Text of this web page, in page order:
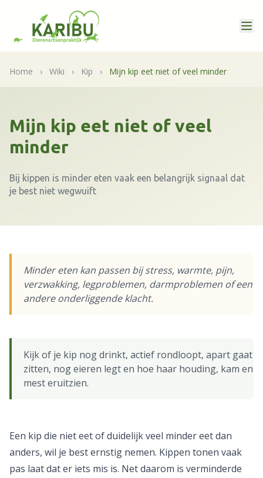
Home › Wiki › Kip › Mijn kip eet niet of veel minder
Mijn kip eet niet of veel
minder
Bij kippen is minder eten vaak een belangrijk signaal dat
je best niet wegwuift
Minder eten kan passen bij stress, warmte, pijn,
verzwakking, legproblemen, darmproblemen of een
andere onderliggende klacht.
Kijk of je kip nog drinkt, actief rondloopt, apart gaat
zitten, nog eieren legt en hoe haar houding, kam en
mest eruitzien.
Een kip die niet eet of duidelijk veel minder eet dan
anders, wil je best ernstig nemen. Kippen tonen vaak
pas laat dat er iets mis is. Net daarom is verminderde